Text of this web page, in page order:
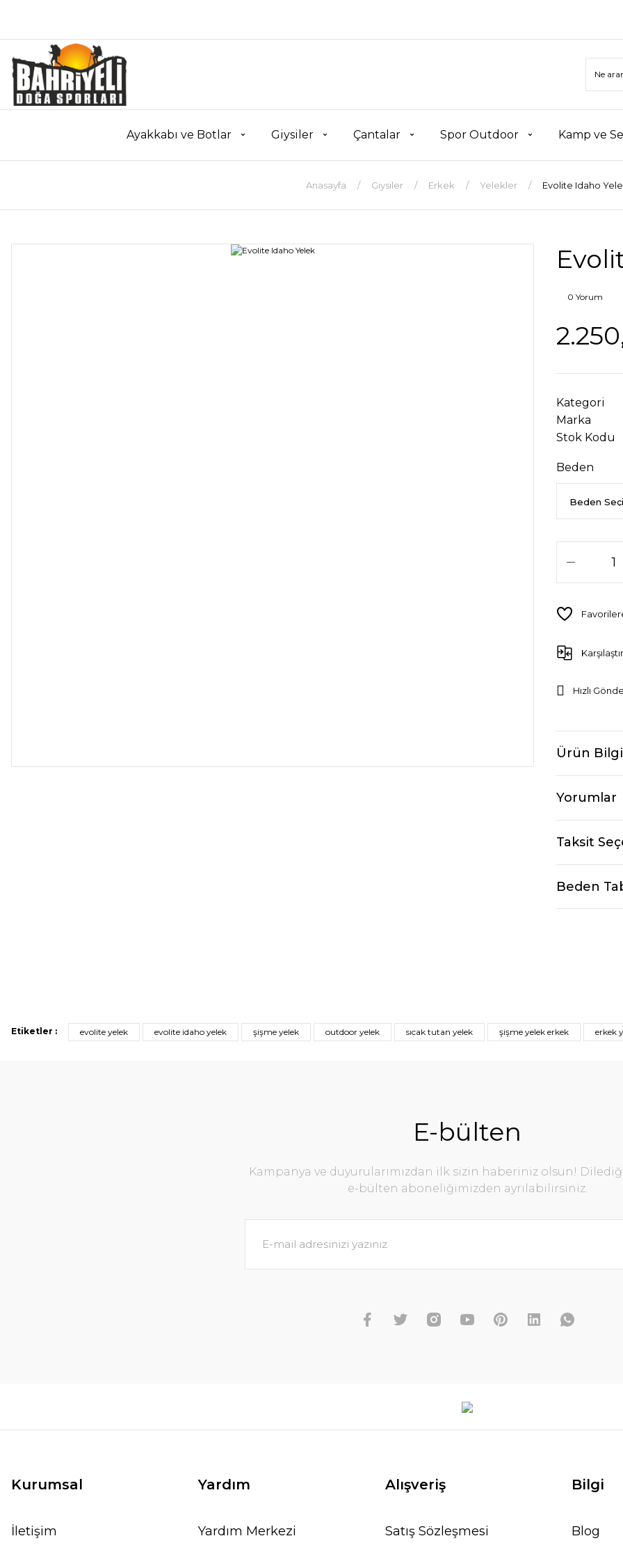
Ayakkabı ve Botlar Giysiler Çantalar Spor Outdoor Kamp ve
Anasayfa Giysiler Erkek Yelekler Evolite Idaho
0 Yorum
Kategori
Marka
Stok Kodu
Beden
Karşılaştır
Hızlı
Ürün
Yorumlar
Taksit
Beden
Etiketler : evolite yelek evolite idaho yelek şişme yelek outdoor yelek sıcak tutan yelek şişme yelek erkek erkek
E-bülten
Kampanya ve duyurularımızdan ilk sizin haberiniz olsun!
e-bülten aboneliğimizden ayrılabilirsiniz.
Kurumsal
İletişim
Yardım
Yardım Merkezi
Alışveriş
Satış Sözleşmesi
Bilgi
Blog